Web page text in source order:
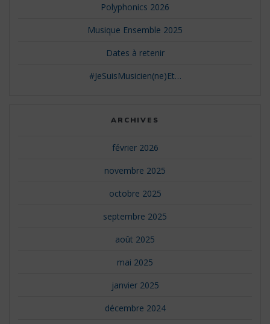
Polyphonics 2026
Musique Ensemble 2025
Dates à retenir
#JeSuisMusicien(ne)Et…
ARCHIVES
février 2026
novembre 2025
octobre 2025
septembre 2025
août 2025
mai 2025
janvier 2025
décembre 2024